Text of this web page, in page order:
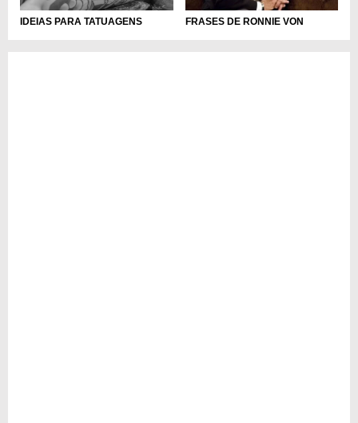
IDEIAS PARA TATUAGENS FRASES DE RONNIE VON